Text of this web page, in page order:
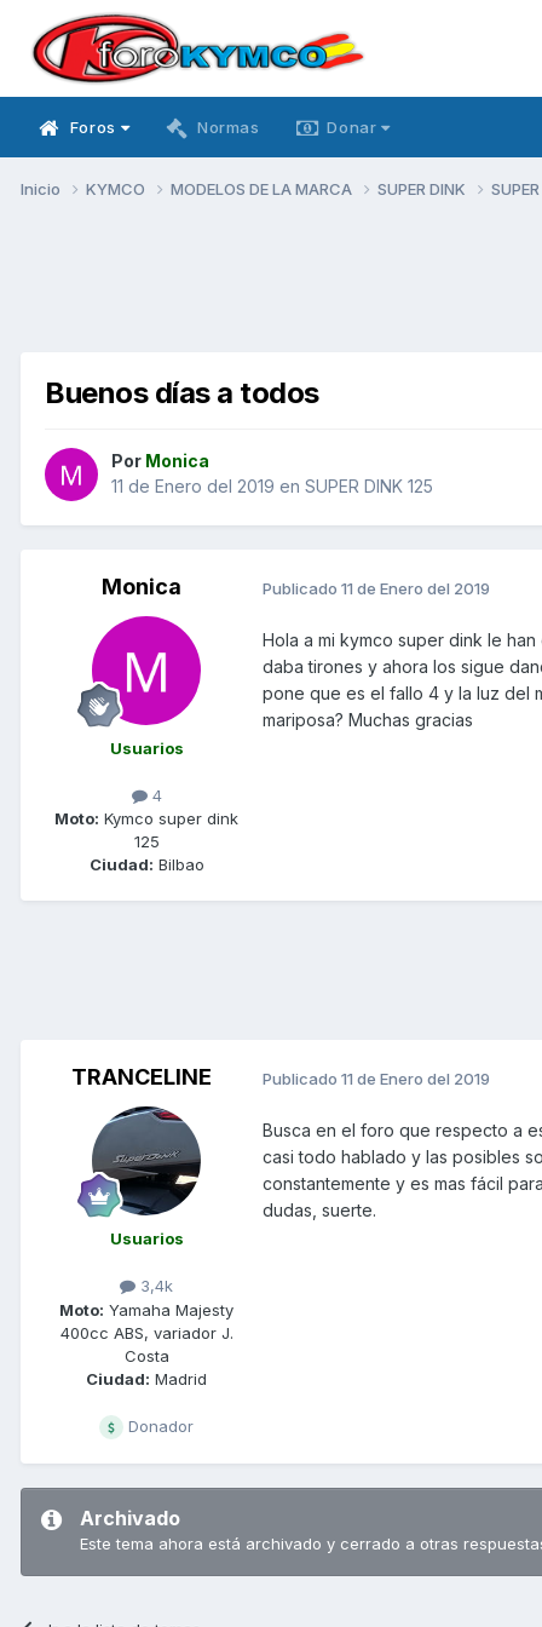
Foros Normas Donar
Inicio KYMCO MODELOS DE LA MARCA SUPER DINK
Buenos días a todos
Por Monica
11 de Enero del 2019 en SUPER DINK 125
Monica
Usuarios
4
Moto: Kymco super dink
125
Ciudad: Bilbao
Publicado 11 de Enero del 2019
Hola a mi kymco super dink le
daba tirones y ahora los sigue
pone que es el fallo 4 y la luz del
mariposa? Muchas gracias
TRANCELINE
Usuarios
3,4k
Moto: Yamaha Majesty
400cc ABS, variador J.
Costa
Ciudad: Madrid
Donador
Publicado 11 de Enero del 2019
Busca en el foro que respecto a
casi todo hablado y las posibles
constantemente y es mas fácil
dudas, suerte.
Archivado
Este tema ahora está archivado y cerrado a otras